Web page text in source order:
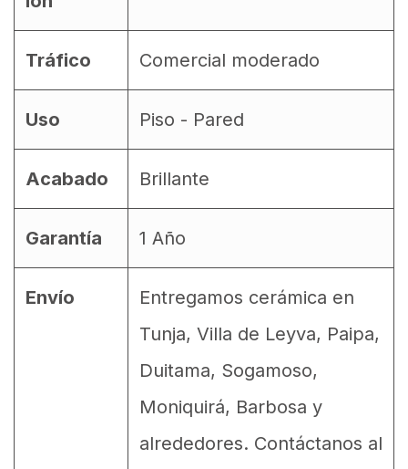
Tráfico Comercial moderado
Uso Piso - Pared
Acabado Brillante
Garantía 1 Año
Envío
Entregamos cerámica en
Tunja, Villa de Leyva, Paipa,
Duitama, Sogamoso,
Moniquirá, Barbosa y
alrededores. Contáctanos al